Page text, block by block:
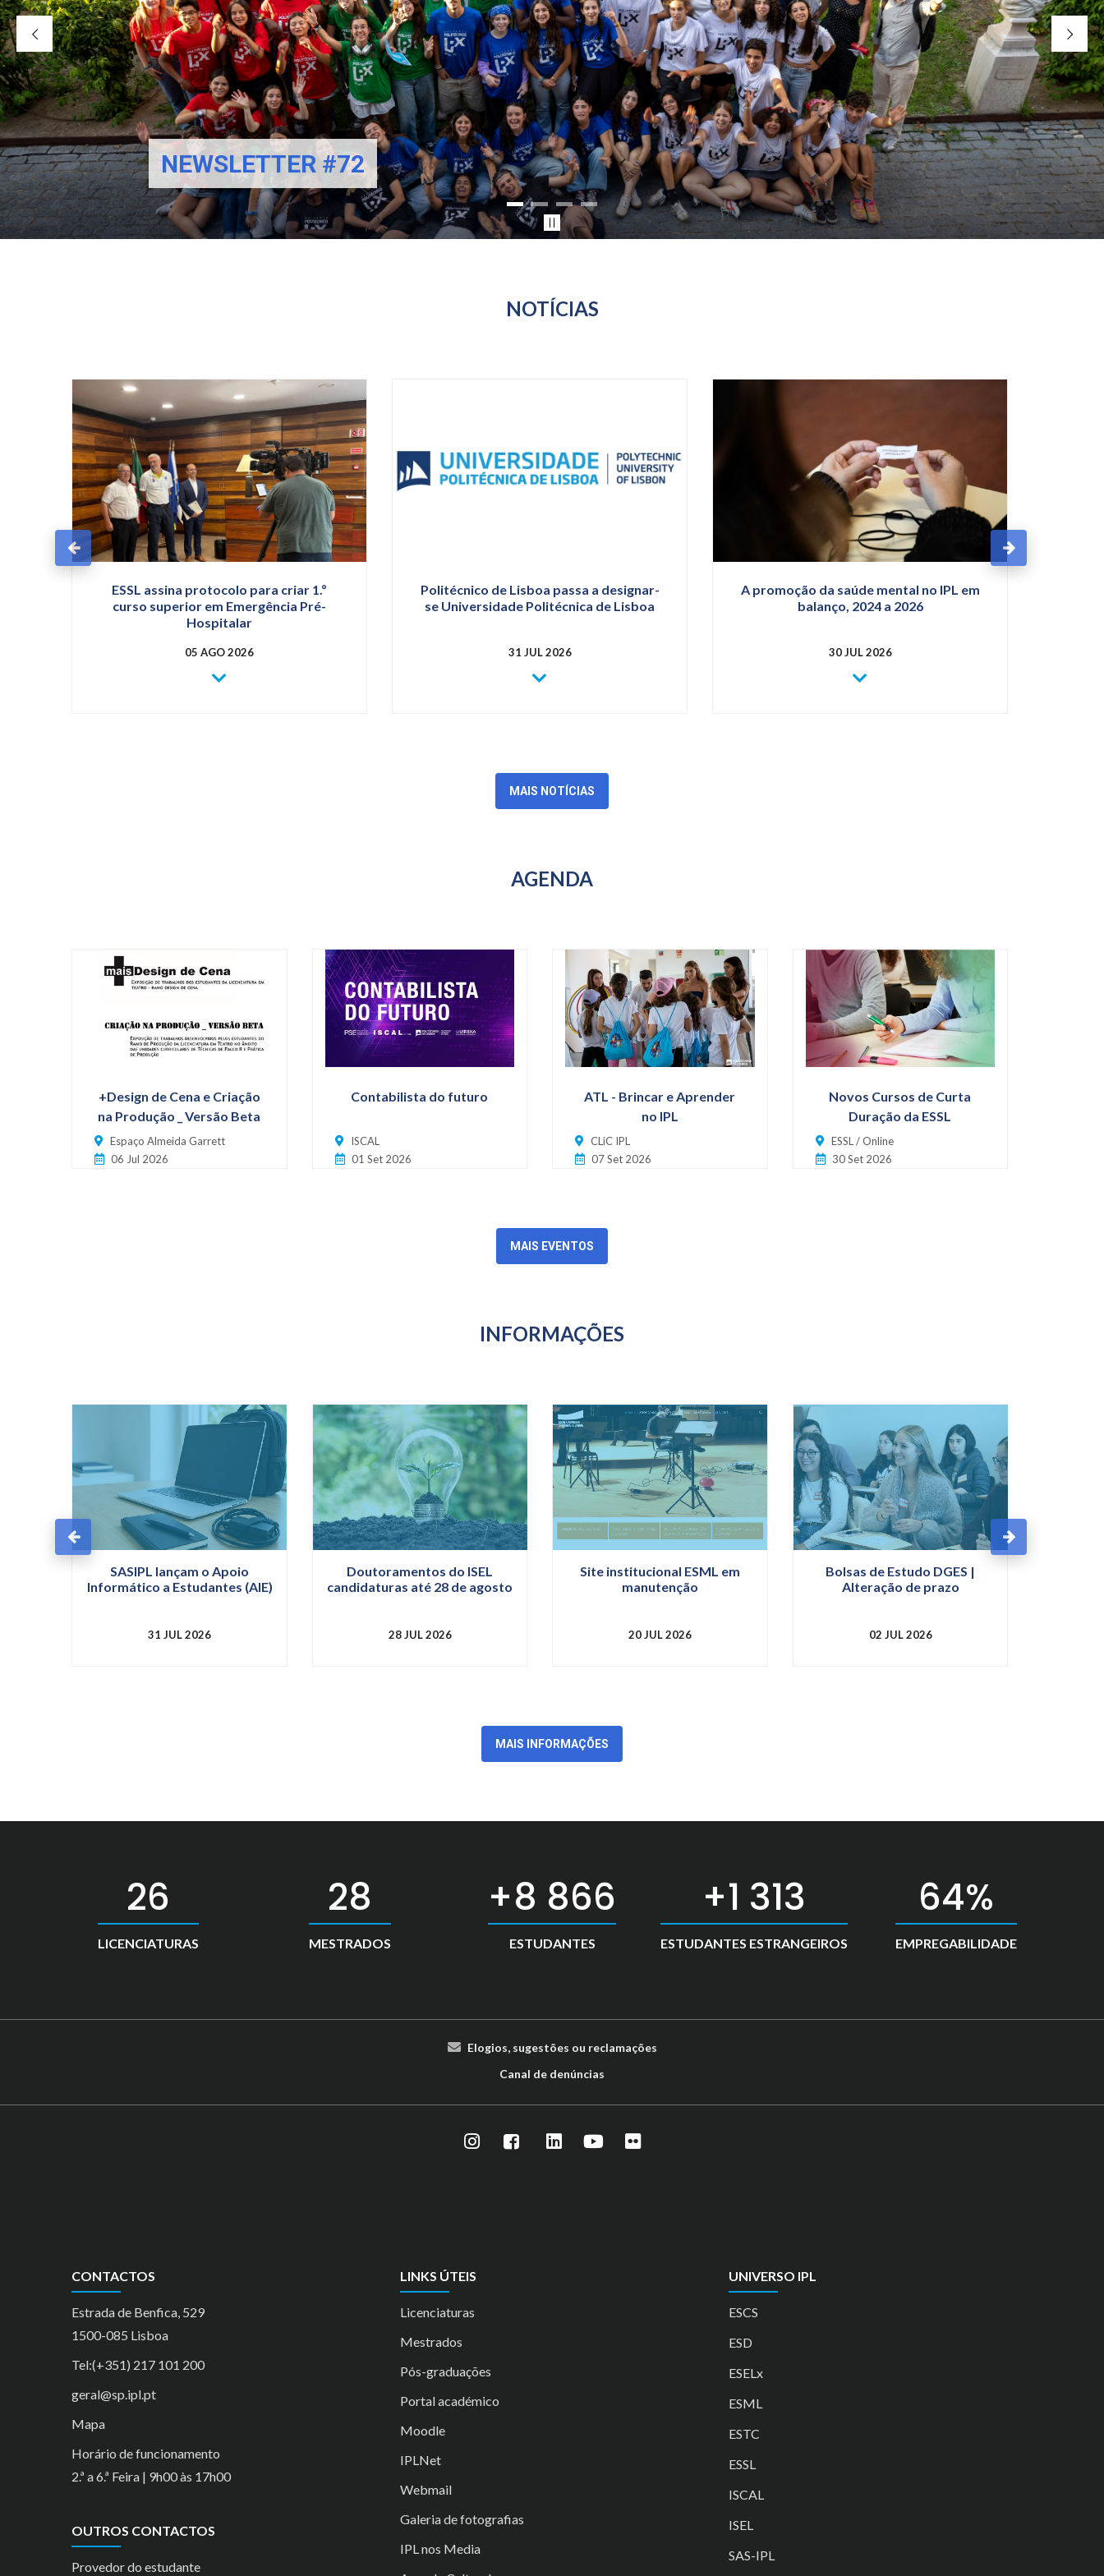
NEWSLETTER #72
NOTÍCIAS
ESSL assina protocolo para criar 1.º
curso superior em Emergência Pré-
Hospitalar
05 AGO 2026
Politécnico de Lisboa passa a designar-
se Universidade Politécnica de Lisboa
31 JUL 2026
A promoção da saúde mental no IPL em
balanço, 2024 a 2026
30 JUL 2026
MAIS NOTÍCIAS
AGENDA
+Design de Cena e Criação
na Produção _ Versão Beta
Espaço Almeida Garrett
06 Jul 2026
Contabilista do futuro
ISCAL
01 Set 2026
ATL - Brincar e Aprender
no IPL
CLiC IPL
07 Set 2026
Novos Cursos de Curta
Duração da ESSL
ESSL / Online
30 Set 2026
MAIS EVENTOS
INFORMAÇÕES
SASIPL lançam o Apoio
Informático a Estudantes (AIE)
31 JUL 2026
Doutoramentos do ISEL
candidaturas até 28 de agosto
28 JUL 2026
Site institucional ESML em
manutenção
20 JUL 2026
Bolsas de Estudo DGES |
Alteração de prazo
02 JUL 2026
MAIS INFORMAÇÕES
39
LICENCIATURAS
42
MESTRADOS
13 500
ESTUDANTES
2 000
ESTUDANTES ESTRANGEIROS
98
EMPREGABILIDADE
Elogios, sugestões ou reclamações
Canal de denúncias
CONTACTOS
Estrada de Benfica, 529
1500-085 Lisboa
Tel:(+351) 217 101 200
geral@sp.ipl.pt
Mapa
Horário de funcionamento
2.ª a 6.ª Feira | 9h00 às 17h00
OUTROS CONTACTOS
Provedor do estudante
LINKS ÚTEIS
Licenciaturas
Mestrados
Pós-graduações
Portal académico
Moodle
IPLNet
Webmail
Galeria de fotografias
IPL nos Media
UNIVERSO IPL
ESCS
ESD
ESELx
ESML
ESTC
ESSL
ISCAL
ISEL
SAS-IPL